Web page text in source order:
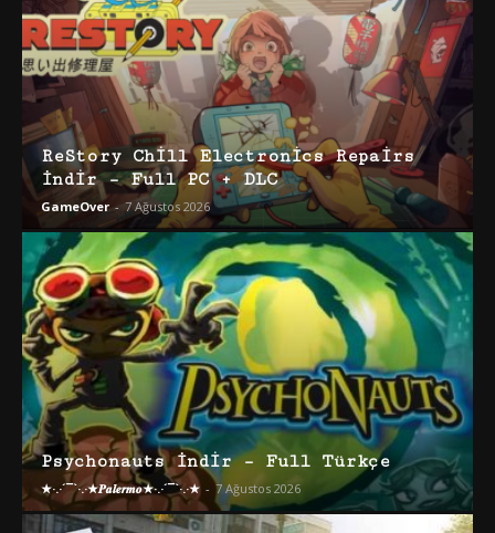
ReStory Chill Electronics Repairs
İndir – Full PC + DLC
GameOver - 7 Ağustos 2026
Psychonauts İndir – Full Türkçe
★·.·´¯`·.·★𝑷𝒂𝒍𝒆𝒓𝒎𝒐★·.·´¯`·.·★ - 7 Ağustos 2026